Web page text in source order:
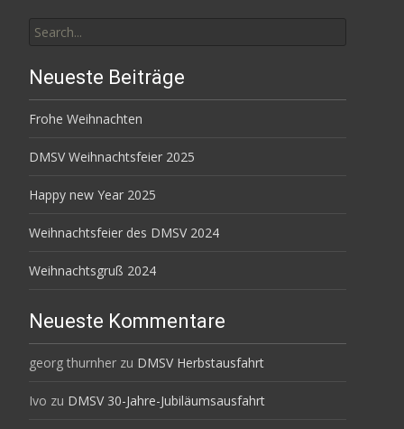
for:
Neueste Beiträge
Frohe Weihnachten
DMSV Weihnachtsfeier 2025
Happy new Year 2025
Weihnachtsfeier des DMSV 2024
Weihnachtsgruß 2024
Neueste Kommentare
georg thurnher zu DMSV Herbstausfahrt
Ivo zu DMSV 30-Jahre-Jubiläumsausfahrt